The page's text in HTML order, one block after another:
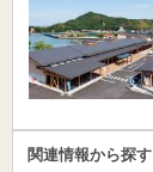
関連情報から探す